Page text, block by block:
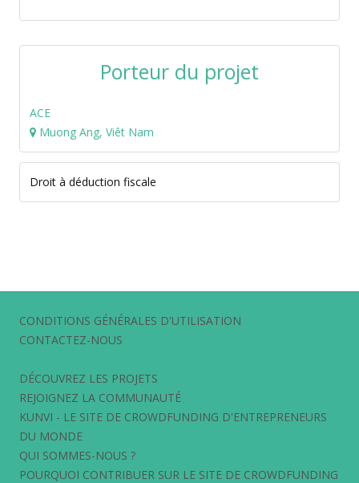
Porteur du projet
ACE
Muong Ang, Viêt Nam
Droit à déduction fiscale
CONDITIONS GÉNÉRALES D'UTILISATION
CONTACTEZ-NOUS
DÉCOUVREZ LES PROJETS
REJOIGNEZ LA COMMUNAUTÉ
KUNVI - LE SITE DE CROWDFUNDING D'ENTREPRENEURS
DU MONDE
QUI SOMMES-NOUS ?
POURQUOI CONTRIBUER SUR LE SITE DE CROWDFUNDING